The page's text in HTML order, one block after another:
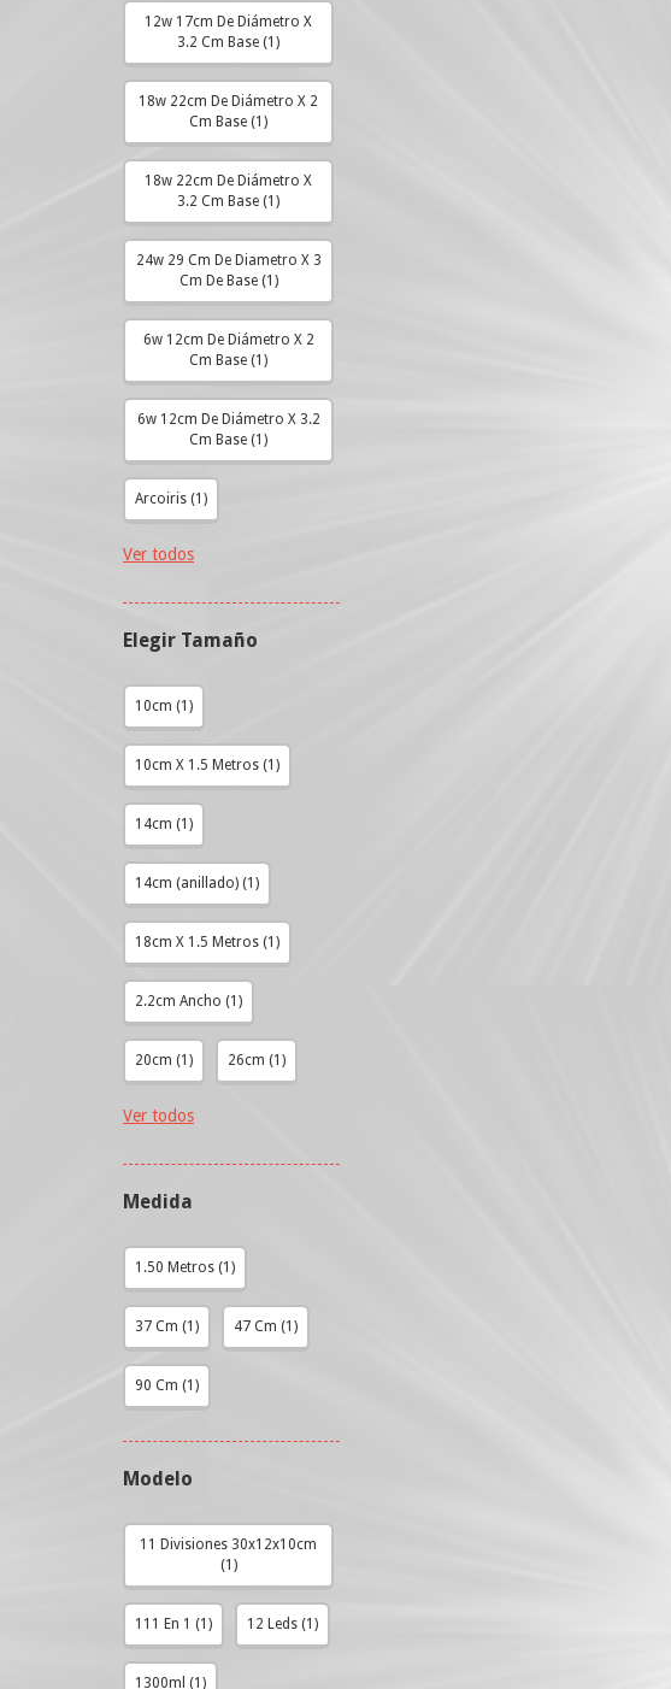
12w 17cm De Diámetro X
3.2 Cm Base (1)
18w 22cm De Diámetro X 2
Cm Base (1)
18w 22cm De Diámetro X
3.2 Cm Base (1)
24w 29 Cm De Diametro X 3
Cm De Base (1)
6w 12cm De Diámetro X 2
Cm Base (1)
6w 12cm De Diámetro X 3.2
Cm Base (1)
Arcoiris (1)
Ver todos
Elegir Tamaño
10cm (1)
10cm X 1.5 Metros (1)
14cm (1)
14cm (anillado) (1)
18cm X 1.5 Metros (1)
2.2cm Ancho (1)
20cm (1) 26cm (1)
Ver todos
Medida
1.50 Metros (1)
37 Cm (1) 47 Cm (1)
90 Cm (1)
Modelo
11 Divisiones 30x12x10cm
(1)
111 En 1 (1) 12 Leds (1)
1300ml (1)